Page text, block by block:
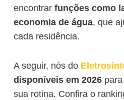
encontrar funções como
economia de água, que
cada residência.
A seguir, nós do
disponíveis em 2026
sua rotina. Confira o